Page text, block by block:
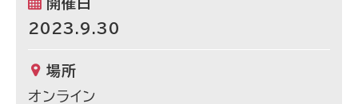
開催日
2023.9.30
場所
オンライン